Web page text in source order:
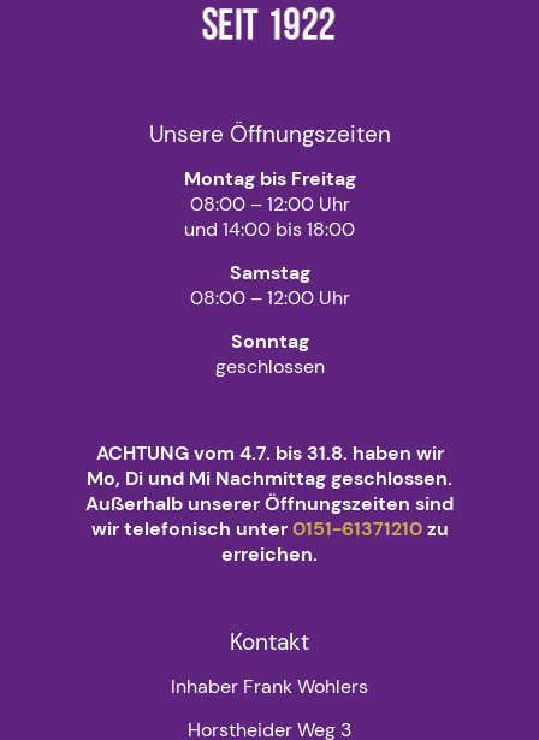
Unsere Öffnungszeiten
Montag bis Freitag
08:00 – 12:00 Uhr
und 14:00 bis 18:00
Samstag
08:00 – 12:00 Uhr
Sonntag
geschlossen
ACHTUNG vom 4.7. bis 31.8. haben wir
Mo, Di und Mi Nachmittag geschlossen.
Außerhalb unserer Öffnungszeiten sind
wir telefonisch unter0151-61371210zu
erreichen.
Kontakt
Inhaber Frank Wohlers
Horstheider Weg 3